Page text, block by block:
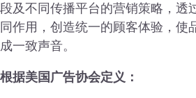
段及不同传播平台的营销策略，透
同作用，创造统一的顾客体验，使
成一致声音。
根据美国广告协会定义：